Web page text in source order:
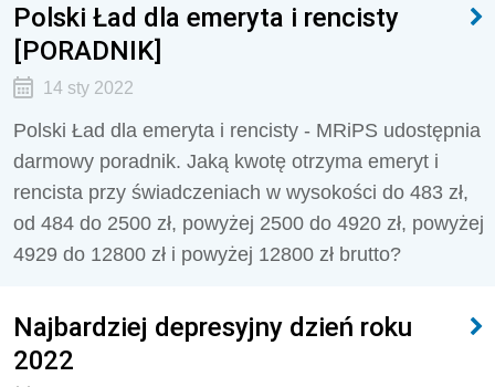
Polski Ład dla emeryta i rencisty
[PORADNIK]
14 sty 2022
Polski Ład dla emeryta i rencisty - MRiPS udostępnia
darmowy poradnik. Jaką kwotę otrzyma emeryt i
rencista przy świadczeniach w wysokości do 483 zł,
od 484 do 2500 zł, powyżej 2500 do 4920 zł, powyżej
4929 do 12800 zł i powyżej 12800 zł brutto?
Najbardziej depresyjny dzień roku
2022